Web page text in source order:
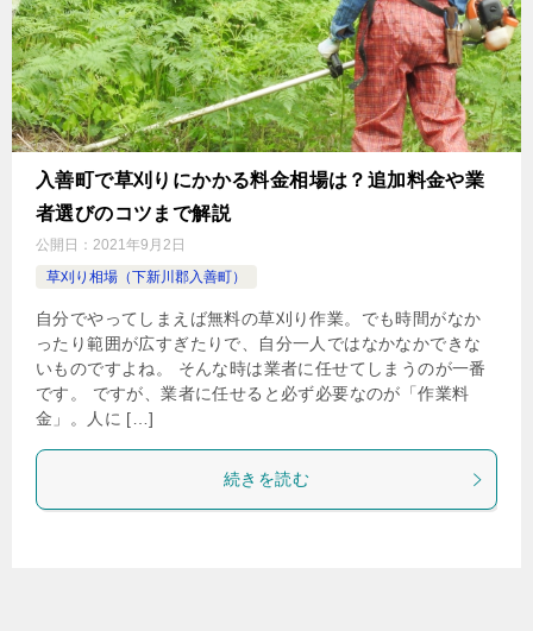
入善町で草刈りにかかる料金相場は？追加料金や業
者選びのコツまで解説
公開日： 2021年9月2日
草刈り相場（下新川郡入善町）
自分でやってしまえば無料の草刈り作業。でも時間がなか
ったり範囲が広すぎたりで、自分一人ではなかなかできな
いものですよね。 そんな時は業者に任せてしまうのが一番
です。 ですが、業者に任せると必ず必要なのが「作業料
金」。人に […]
続きを読む